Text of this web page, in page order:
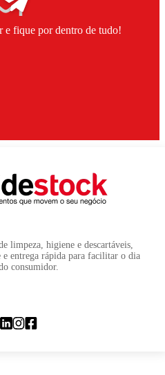
e fique por dentro de tudo!
limpeza, higiene e descartáveis,
e entrega rápida para facilitar o dia
consumidor.